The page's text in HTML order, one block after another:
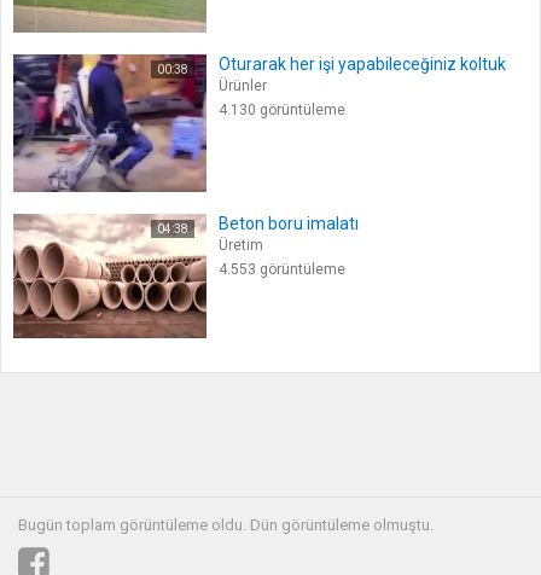
00:38 Oturarak her işi yapabileceğiniz koltuk
Ürünler
4.130 görüntüleme
04:38 Beton boru imalatı
Üretim
4.553 görüntüleme
Bugün toplam görüntüleme oldu. Dün görüntüleme olmuştu.